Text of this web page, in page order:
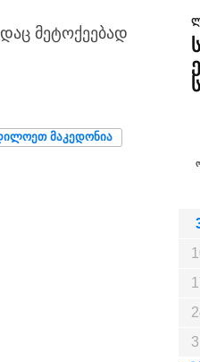
მეტოქეებად
ᲛᲐᲙᲔᲓᲝᲜᲘᲐ